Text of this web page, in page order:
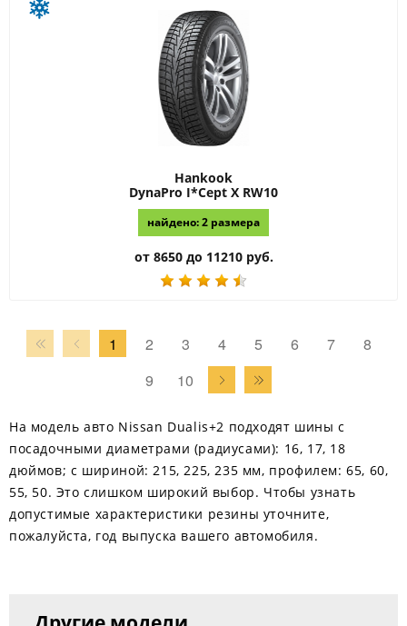
Hankook
DynaPro I*Cept X RW10
найдено: 2 размера
от 8650 до 11210 руб.
1 2 3 4 5 6 7
8
9
10
На модель авто Nissan Dualis+2 подходят шины с
посадочными диаметрами (радиусами): 16, 17, 18
дюймов; с шириной: 215, 225, 235 мм, профилем: 65, 60,
55, 50. Это слишком широкий выбор. Чтобы узнать
допустимые характеристики резины уточните,
пожалуйста, год выпуска вашего автомобиля.